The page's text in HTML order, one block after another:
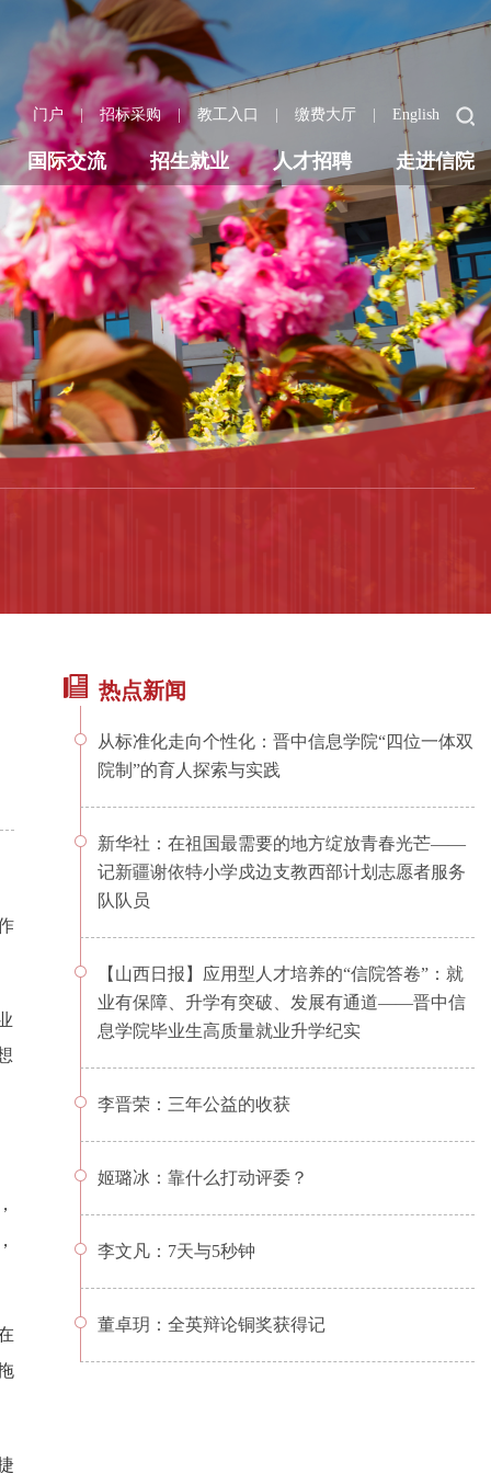
门户 | 招标采购 | 教工入口 | 缴费大厅 | English
国际交流 招生就业 人才招聘 走进信院
热点新闻
从标准化走向个性化：晋中信息学院“四位一体双
院制”的育人探索与实践
新华社：在祖国最需要的地方绽放青春光芒——
记新疆谢依特小学戍边支教西部计划志愿者服务
队队员
【山西日报】应用型人才培养的“信院答卷”：就
业有保障、升学有突破、发展有通道——晋中信
息学院毕业生高质量就业升学纪实
李晋荣：三年公益的收获
姬璐冰：靠什么打动评委？
李文凡：7天与5秒钟
董卓玥：全英辩论铜奖获得记